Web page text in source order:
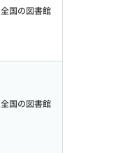
全国の図書館
全国の図書館